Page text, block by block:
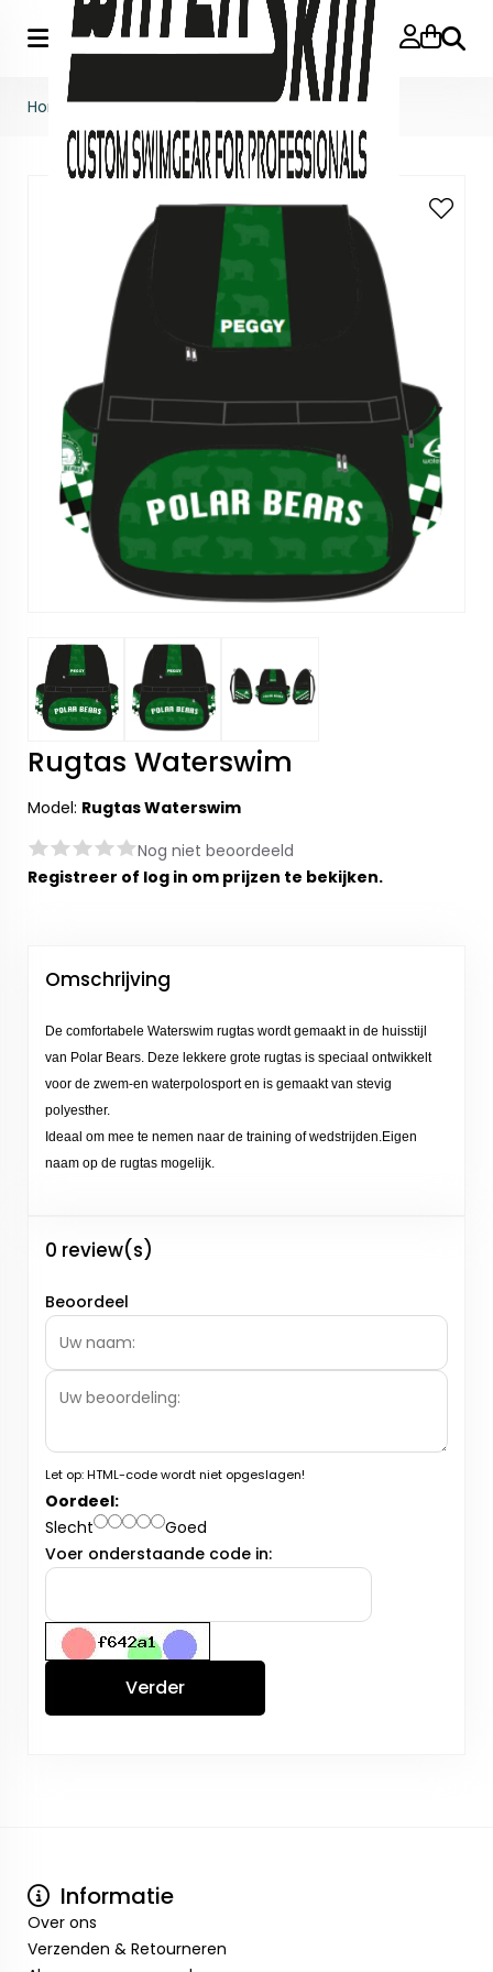
Home>Accessoires>Rugtas Waterswim
Rugtas Waterswim
Model: Rugtas Waterswim
Nog niet beoordeeld
Registreer of log in om prijzen te bekijken.
Omschrijving
De comfortabele Waterswim rugtas wordt gemaakt in de huisstijl
van Polar Bears. Deze lekkere grote rugtas is speciaal ontwikkelt
voor de zwem-en waterpolosport en is gemaakt van stevig
polyesther.
Ideaal om mee te nemen naar de training of wedstrijden.Eigen
naam op de rugtas mogelijk.
0 review(s)
Beoordeel
Let op:HTML-code wordt niet opgeslagen!
Oordeel:
Slecht
Goed
Voer onderstaande code in:
Verder
Informatie
Over ons
Verzenden & Retourneren